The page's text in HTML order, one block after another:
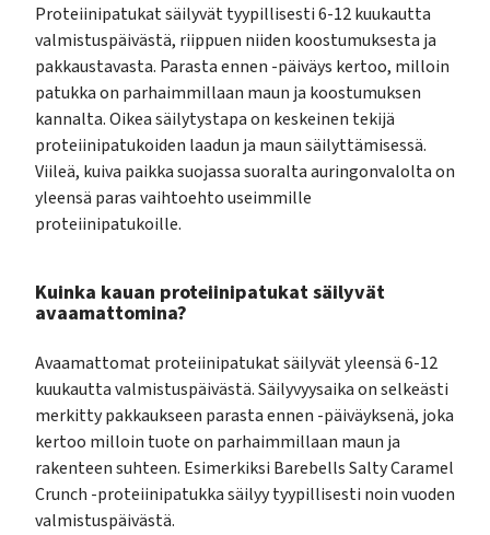
Proteiinipatukat säilyvät tyypillisesti 6-12 kuukautta
valmistuspäivästä, riippuen niiden koostumuksesta ja
pakkaustavasta. Parasta ennen -päiväys kertoo, milloin
patukka on parhaimmillaan maun ja koostumuksen
kannalta. Oikea säilytystapa on keskeinen tekijä
proteiinipatukoiden laadun ja maun säilyttämisessä.
Viileä, kuiva paikka suojassa suoralta auringonvalolta on
yleensä paras vaihtoehto useimmille
proteiinipatukoille.
Kuinka kauan proteiinipatukat säilyvät
avaamattomina?
Avaamattomat proteiinipatukat säilyvät yleensä 6-12
kuukautta valmistuspäivästä. Säilyvyysaika on selkeästi
merkitty pakkaukseen parasta ennen -päiväyksenä, joka
kertoo milloin tuote on parhaimmillaan maun ja
rakenteen suhteen. Esimerkiksi Barebells Salty Caramel
Crunch -proteiinipatukka säilyy tyypillisesti noin vuoden
valmistuspäivästä.